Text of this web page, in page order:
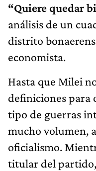
“Quiere quedar
análisis de un
distrito
economista.
Hasta que Milei
definiciones para
tipo de guerras
mucho volumen,
oficialismo.
titular del partido,